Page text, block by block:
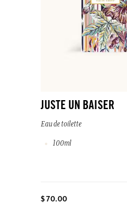
JUSTE UN BAISER
Eau de toilette
100ml
$ 70.00